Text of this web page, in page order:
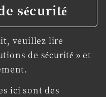
sécurité
veuillez lire
de sécurité » et
ici sont des